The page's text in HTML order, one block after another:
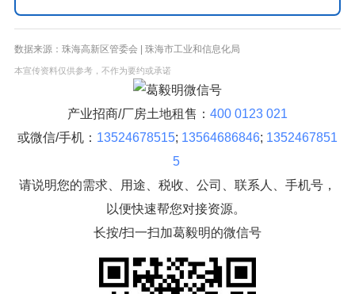
数据来源：珠海高新区管委会 | 珠海市工业和信息化局
本宣传资料仅供参考，不作为要约或承诺
产业招商/厂房土地租售： 400 0123 021
或微信/手机： 13524678515; 13564686846; 1352467851
5
请说明您的需求、用途、税收、公司、联系人、手机号，
以便快速帮您对接资源。
长按/扫一扫加葛毅明的微信号